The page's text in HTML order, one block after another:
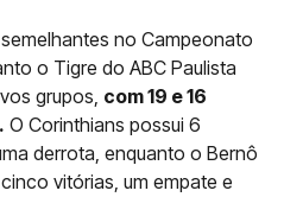
no Campeonato
o Tigre do ABC Paulista
grupos, com 19 e 16
O Corinthians possui 6
derrota, enquanto o Bernô
vitórias, um empate e